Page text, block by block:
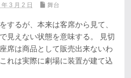
3 月 2 日 舞台
するが、本来は客席から見て、
見えない状態を意味する。 見切
席は商品として販売出来ないわ
れは実際に劇場に装置が建て込